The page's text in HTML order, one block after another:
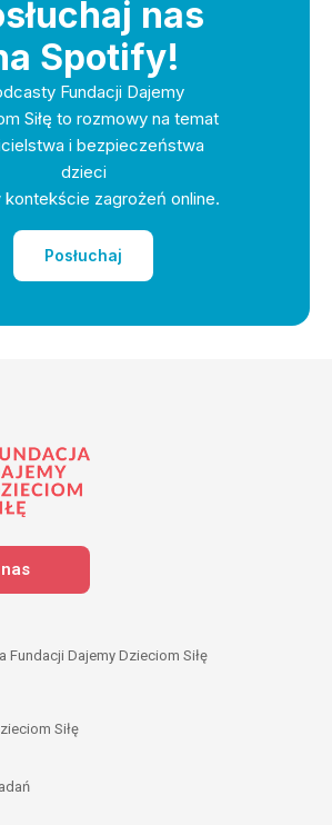
nas
Spotify!
Fundacji Dajemy
Siłę to rozmowy na temat
i bezpieczeństwa
dzieci
kontekście zagrożeń online.
Posłuchaj
Fundacji Dajemy Dzieciom Siłę
Siłę